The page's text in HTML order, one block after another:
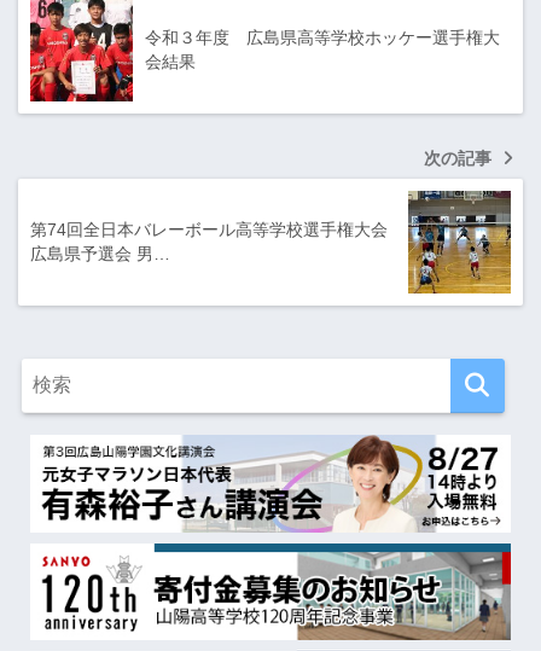
令和３年度 広島県高等学校ホッケー選手権大
会結果
次の記事
第74回全日本バレーボール高等学校選手権大会
広島県予選会 男…